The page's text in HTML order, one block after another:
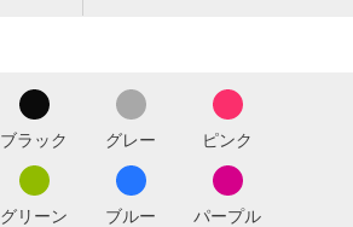
ブラック グレー ピンク
グリーン ブルー パープル